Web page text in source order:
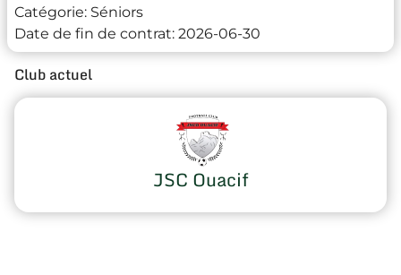
Catégorie: Séniors
Date de fin de contrat: 2026-06-30
Club actuel
JSC Ouacif